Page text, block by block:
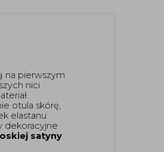
na pierwszym
nici
otula skórę,
elastanu
dekoracyjne
satyny